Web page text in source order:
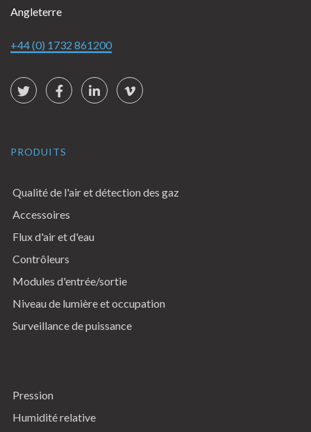
Angleterre
+44 (0) 1732 861200
Social Links
TwitterFacebookLinkedInvimeo
PRODUITS
Qualité de l'air et détection des gaz
Accessoires
Flux d'air et d'eau
Contrôleurs
Modules d'entrée/sortie
Niveau de lumière et occupation
Surveillance de puissance
Pression
Humidité relative